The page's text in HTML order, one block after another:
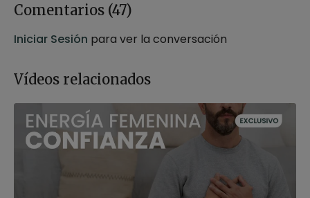
Comentarios (47)
Iniciar Sesión para ver la conversación
Vídeos relacionados